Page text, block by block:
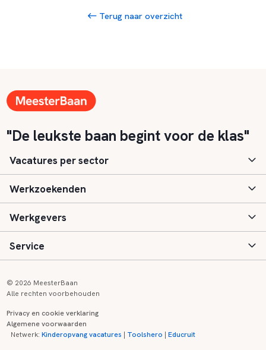
Terug naar overzicht
"De leukste baan begint voor de klas"
Vacatures per sector
Basisonderwijs
Speciaal (basis) onderwijs
Voortgezet onderwijs
Kinderopvang
Werkzoekenden
Aanmelden
Vacatures
Zij-instroom informatie
Werkgevers
Inloggen
Registreren
Service
Onderwijs links
© 2026 MeesterBaan
Alle rechten voorbehouden
Privacy en cookie verklaring
Algemene voorwaarden
Netwerk:Kinderopvang vacatures | Toolshero |Educruit